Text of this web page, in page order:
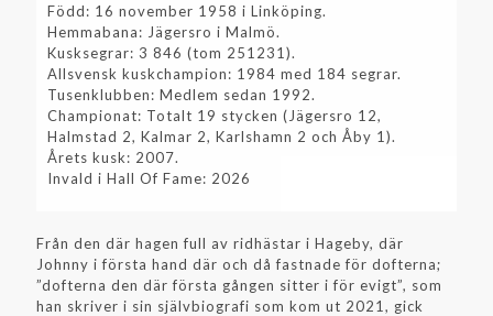
Född: 16 november 1958 i Linköping.
Hemmabana: Jägersro i Malmö.
Kusksegrar: 3 846 (tom 251231).
Allsvensk kuskchampion: 1984 med 184 segrar.
Tusenklubben: Medlem sedan 1992.
Championat: Totalt 19 stycken (Jägersro 12,
Halmstad 2, Kalmar 2, Karlshamn 2 och Åby 1).
Årets kusk: 2007.
Invald i Hall Of Fame: 2026
Från den där hagen full av ridhästar i Hageby, där
Johnny i första hand där och då fastnade för dofterna;
”dofterna den där första gången sitter i för evigt”, som
han skriver i sin självbiografi som kom ut 2021, gick